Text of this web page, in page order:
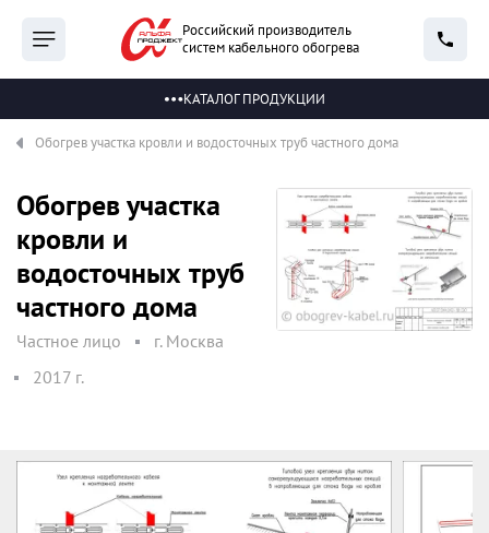
Российский производитель
систем кабельного обогрева
КАТАЛОГ ПРОДУКЦИИ
Обогрев участка кровли и водосточных труб частного дома
Обогрев участка
кровли и
водосточных труб
частного дома
Частное лицо
г. Москва
2017 г.